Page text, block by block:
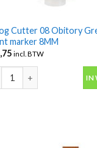
8MM aantal
Cutter 08 Obitory
marker 8MM
incl. BTW
Cutter 08 Obitory
IN